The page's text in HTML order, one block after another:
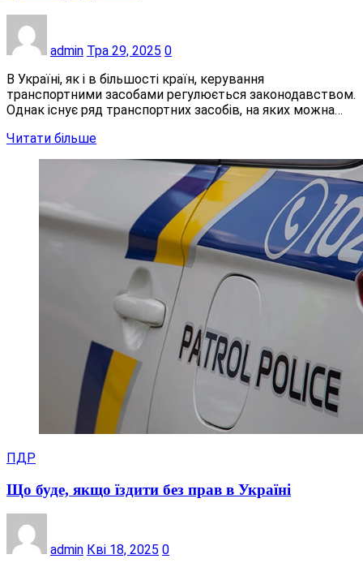
admin Тра 29, 2025 0
В Україні, як і в більшості країн, керування
транспортними засобами регулюється законодавством.
Однак існує ряд транспортних засобів, на яких можна…
Читати більше
ПДР
Що буде, якщо їздити без прав в Україні
admin Кві 18, 2025 0